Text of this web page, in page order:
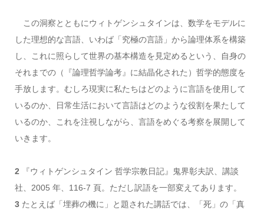
この洞察とともにウィトゲンシュタインは、数学をモデルに
した理想的な言語、いわば「究極の言語」から論理体系を構築
し、これに照らして世界の基本構造を見定めるという、自身の
それまでの（『論理哲学論考』に結晶化された）哲学的態度を
手放します。むしろ現実に私たちはどのように言語を使用して
いるのか、日常生活において言語はどのような役割を果たして
いるのか、これを注視しながら、言語をめぐる考察を展開して
いきます。
2 『ウィトゲンシュタイン 哲学宗教日記』鬼界彰夫訳、講談
社、2005 年、116-7 頁。ただし訳語を一部変えてあります。
3たとえば「埋葬の機に」と題された講話では、「死」の「真